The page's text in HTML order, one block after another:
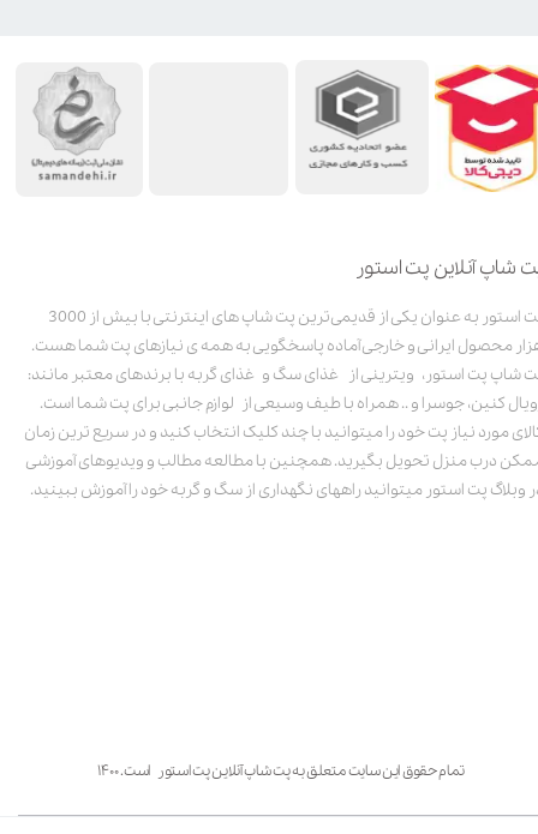
شاپ آنلاین پت استور
پت استور به عنوان یکی از قدیمی‌ترین پت شاپ های اینترنتی با بیش از 3000
محصول ایرانی و خارجی آماده پاسخگویی به همه ی نیازهای پت شما هست.
شاپ پت استور، ویترینی از غذای سگ و غذای گربه با برندهای معتبر مانند:
کنین، جوسرا و .. همراه با طیف وسیعی از لوازم جانبی برای پت شما است.
مورد نیاز پت خود را میتوانید با چند کلیک انتخاب کنید و در سریع ترین زمان
درب منزل تحویل بگیرید. همچنین با مطالعه مطالب و ویدیوهای آموزشی
وبلاگ پت استور میتوانید راههای نگهداری از سگ و گربه خود را آموزش ببینید.
تمام حقوق این سایت متعلق به پت شاپ آنلاین پت استور است. ۱۴۰۰